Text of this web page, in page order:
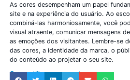
As cores desempenham um papel
site e na experiência do usuário. Ao
combiná-las harmoniosamente, você
visual atraente, comunicar mensagens
as emoções dos visitantes. Lembre-se
das cores, a identidade da marca, o
do conteúdo ao projetar o seu site.
Compartilhe nosso post: